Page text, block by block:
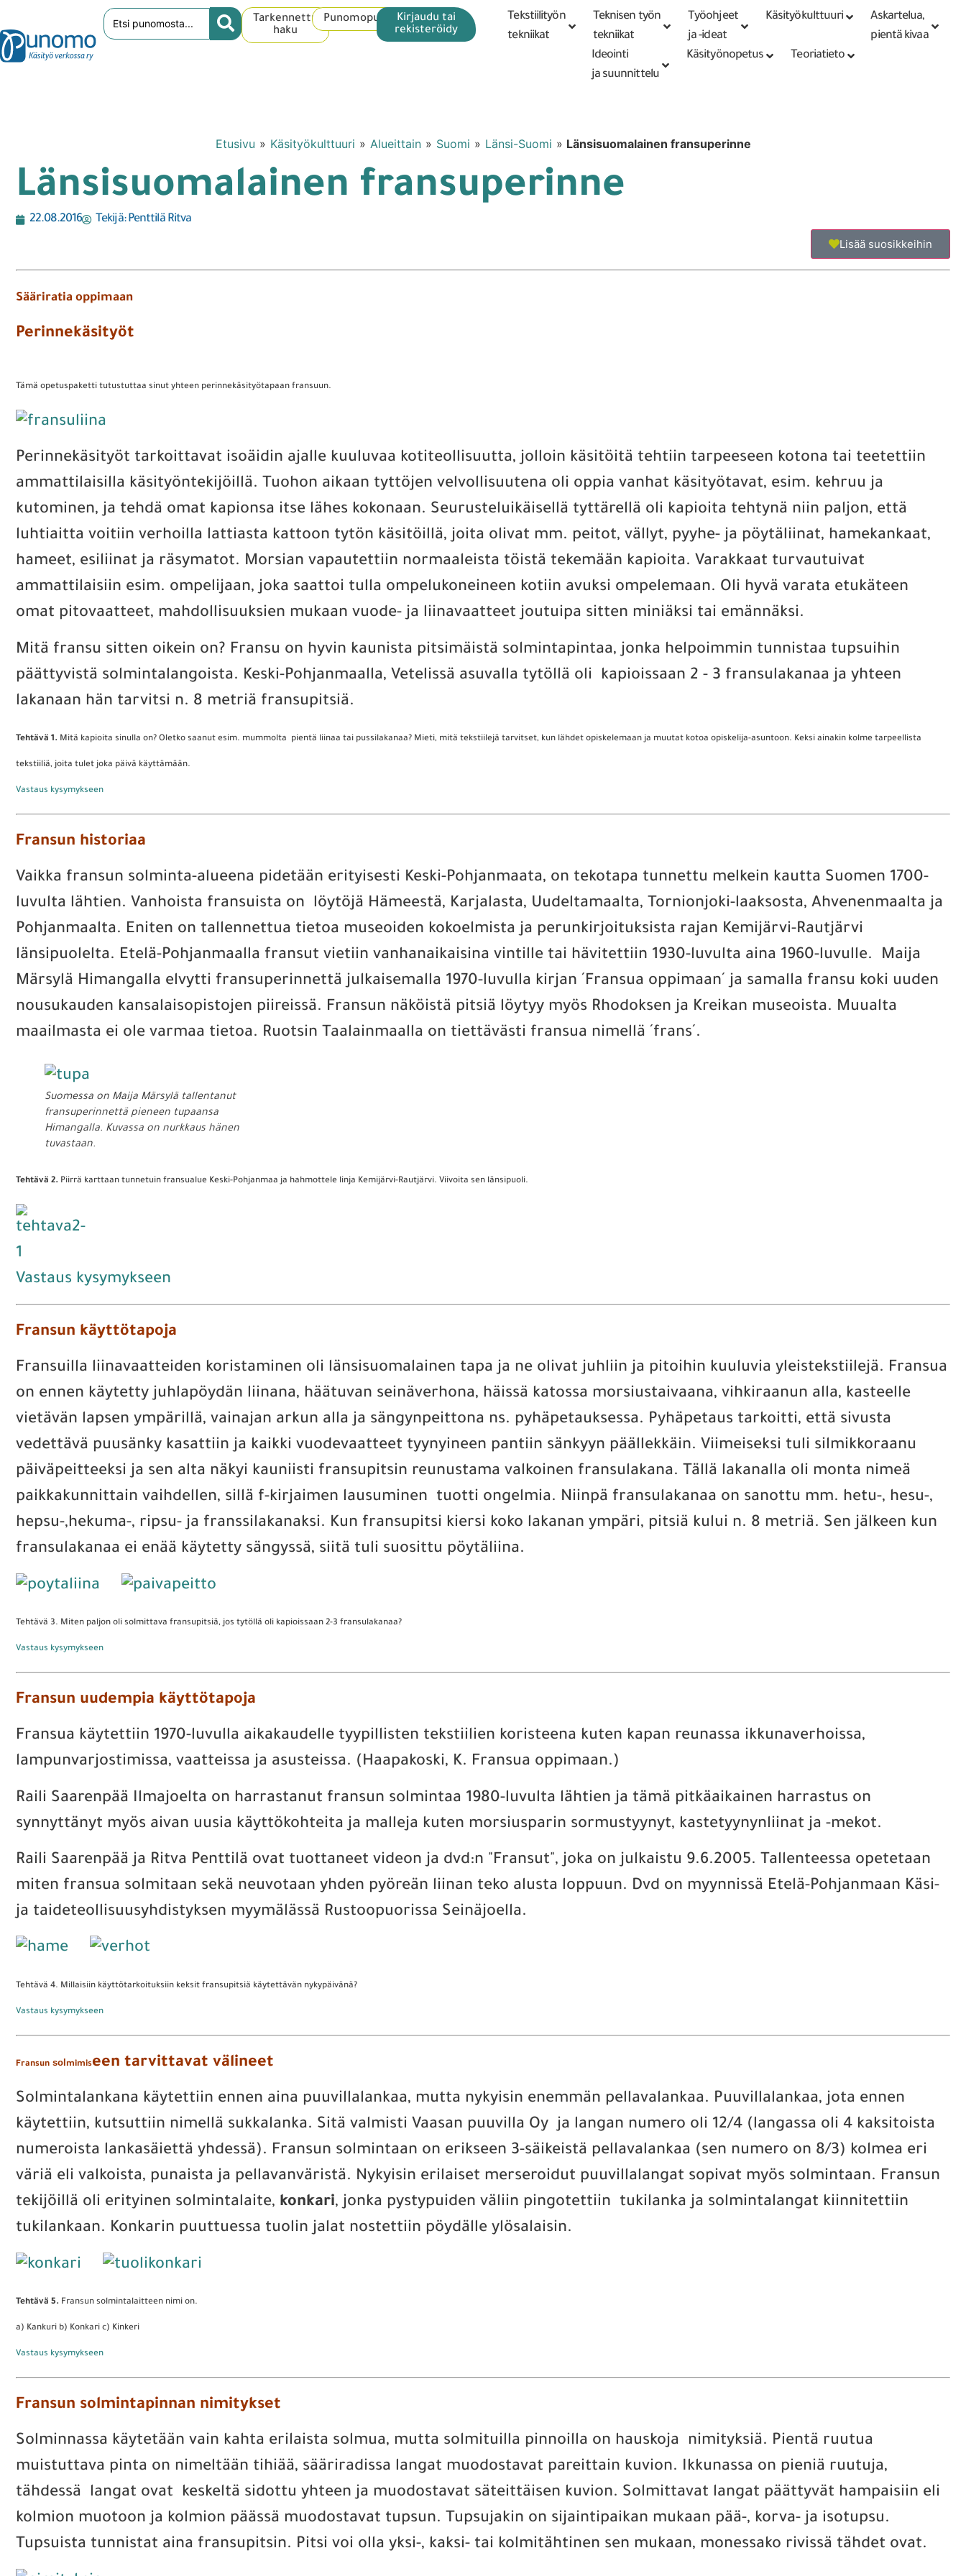
Tarkennettu
haku
PunomoputiikkiKirjaudu tai
rekisteröidy
Tekstiilityön
tekniikat
Teknisen työn
tekniikat
Työohjeet
ja -ideat
Käsityökulttuuri
Askartelua,
pientä kivaa
Ideointi
ja suunnittelu
Käsityönopetus Teoriatieto
Etusivu » Käsityökulttuuri » Alueittain » Suomi » Länsi-Suomi » Länsisuomalainen fransuperinne
Länsisuomalainen fransuperinne
22.08.2016 Tekijä:Penttilä Ritva
Lisää suosikkeihin
Sääriratia oppimaan
Perinnekäsityöt
Tämä opetuspaketti tutustuttaa sinut yhteen perinnekäsityötapaan fransuun.
Perinnekäsityöt tarkoittavat isoäidin ajalle kuuluvaa kotiteollisuutta, jolloin käsitöitä tehtiin tarpeeseen kotona tai teetettiin
ammattilaisilla käsityöntekijöillä. Tuohon aikaan tyttöjen velvollisuutena oli oppia vanhat käsityötavat, esim. kehruu ja
kutominen, ja tehdä omat kapionsa itse lähes kokonaan. Seurusteluikäisellä tyttärellä oli kapioita tehtynä niin paljon, että
luhtiaitta voitiin verhoilla lattiasta kattoon tytön käsitöillä, joita olivat mm. peitot, vällyt, pyyhe- ja pöytäliinat, hamekankaat,
hameet, esiliinat ja räsymatot. Morsian vapautettiin normaaleista töistä tekemään kapioita. Varakkaat turvautuivat
ammattilaisiin esim. ompelijaan, joka saattoi tulla ompelukoneineen kotiin avuksi ompelemaan. Oli hyvä varata etukäteen
omat pitovaatteet, mahdollisuuksien mukaan vuode- ja liinavaatteet joutuipa sitten miniäksi tai emännäksi.
Mitä fransu sitten oikein on? Fransu on hyvin kaunista pitsimäistä solmintapintaa, jonka helpoimmin tunnistaa tupsuihin
päättyvistä solmintalangoista. Keski-Pohjanmaalla, Vetelissä asuvalla tytöllä oli kapioissaan 2 - 3 fransulakanaa ja yhteen
lakanaan hän tarvitsi n. 8 metriä fransupitsiä.
Tehtävä 1. Mitä kapioita sinulla on? Oletko saanut esim. mummolta pientä liinaa tai pussilakanaa? Mieti, mitä tekstiilejä tarvitset, kun lähdet opiskelemaan ja muutat kotoa opiskelija-asuntoon. Keksi ainakin kolme tarpeellista
tekstiiliä, joita tulet joka päivä käyttämään.
Vastaus kysymykseen
Fransun historiaa
Vaikka fransun solminta-alueena pidetään erityisesti Keski-Pohjanmaata, on tekotapa tunnettu melkein kautta Suomen 1700-
luvulta lähtien. Vanhoista fransuista on löytöjä Hämeestä, Karjalasta, Uudeltamaalta, Tornionjoki-laaksosta, Ahvenenmaalta ja
Pohjanmaalta. Eniten on tallennettua tietoa museoiden kokoelmista ja perunkirjoituksista rajan Kemijärvi-Rautjärvi
länsipuolelta. Etelä-Pohjanmaalla fransut vietiin vanhanaikaisina vintille tai hävitettiin 1930-luvulta aina 1960-luvulle. Maija
Märsylä Himangalla elvytti fransuperinnettä julkaisemalla 1970-luvulla kirjan ´Fransua oppimaan´ ja samalla fransu koki uuden
nousukauden kansalaisopistojen piireissä. Fransun näköistä pitsiä löytyy myös Rhodoksen ja Kreikan museoista. Muualta
maailmasta ei ole varmaa tietoa. Ruotsin Taalainmaalla on tiettävästi fransua nimellä ´frans´.
Suomessa on Maija Märsylä tallentanut
fransuperinnettä pieneen tupaansa
Himangalla. Kuvassa on nurkkaus hänen
tuvastaan.
Tehtävä 2. Piirrä karttaan tunnetuin fransualue Keski-Pohjanmaa ja hahmottele linja Kemijärvi-Rautjärvi. Viivoita sen länsipuoli.
Vastaus kysymykseen
Fransun käyttötapoja
Fransuilla liinavaatteiden koristaminen oli länsisuomalainen tapa ja ne olivat juhliin ja pitoihin kuuluvia yleistekstiilejä. Fransua
on ennen käytetty juhlapöydän liinana, häätuvan seinäverhona, häissä katossa morsiustaivaana, vihkiraanun alla, kasteelle
vietävän lapsen ympärillä, vainajan arkun alla ja sängynpeittona ns. pyhäpetauksessa. Pyhäpetaus tarkoitti, että sivusta
vedettävä puusänky kasattiin ja kaikki vuodevaatteet tyynyineen pantiin sänkyyn päällekkäin. Viimeiseksi tuli silmikkoraanu
päiväpeitteeksi ja sen alta näkyi kauniisti fransupitsin reunustama valkoinen fransulakana. Tällä lakanalla oli monta nimeä
paikkakunnittain vaihdellen, sillä f-kirjaimen lausuminen tuotti ongelmia. Niinpä fransulakanaa on sanottu mm. hetu-, hesu-,
hepsu-,hekuma-, ripsu- ja franssilakanaksi. Kun fransupitsi kiersi koko lakanan ympäri, pitsiä kului n. 8 metriä. Sen jälkeen kun
fransulakanaa ei enää käytetty sängyssä, siitä tuli suosittu pöytäliina.
Tehtävä 3. Miten paljon oli solmittava fransupitsiä, jos tytöllä oli kapioissaan 2-3 fransulakanaa?
Vastaus kysymykseen
Fransun uudempia käyttötapoja
Fransua käytettiin 1970-luvulla aikakaudelle tyypillisten tekstiilien koristeena kuten kapan reunassa ikkunaverhoissa,
lampunvarjostimissa, vaatteissa ja asusteissa. (Haapakoski, K. Fransua oppimaan.)
Raili Saarenpää Ilmajoelta on harrastanut fransun solmintaa 1980-luvulta lähtien ja tämä pitkäaikainen harrastus on
synnyttänyt myös aivan uusia käyttökohteita ja malleja kuten morsiusparin sormustyynyt, kastetyynynliinat ja -mekot.
Raili Saarenpää ja Ritva Penttilä ovat tuottaneet videon ja dvd:n "Fransut", joka on julkaistu 9.6.2005. Tallenteessa opetetaan
miten fransua solmitaan sekä neuvotaan yhden pyöreän liinan teko alusta loppuun. Dvd on myynnissä Etelä-Pohjanmaan Käsi-
ja taideteollisuusyhdistyksen myymälässä Rustoopuorissa Seinäjoella.
Tehtävä 4. Millaisiin käyttötarkoituksiin keksit fransupitsiä käytettävän nykypäivänä?
Vastaus kysymykseen
Fransun sol mimiseen tarvittavat välineet
Solmintalankana käytettiin ennen aina puuvillalankaa, mutta nykyisin enemmän pellavalankaa. Puuvillalankaa, jota ennen
käytettiin, kutsuttiin nimellä sukkalanka. Sitä valmisti Vaasan puuvilla Oy ja langan numero oli 12/4 (langassa oli 4 kaksitoista
numeroista lankasäiettä yhdessä). Fransun solmintaan on erikseen 3-säikeistä pellavalankaa (sen numero on 8/3) kolmea eri
väriä eli valkoista, punaista ja pellavanväristä. Nykyisin erilaiset merseroidut puuvillalangat sopivat myös solmintaan. Fransun
tekijöillä oli erityinen solmintalaite, konkari, jonka pystypuiden väliin pingotettiin tukilanka ja solmintalangat kiinnitettiin
tukilankaan. Konkarin puuttuessa tuolin jalat nostettiin pöydälle ylösalaisin.
Tehtävä 5. Fransun solmintalaitteen nimi on.
a) Kankuri b) Konkari c) Kinkeri
Vastaus kysymykseen
Fransun solmintapinnan nimitykset
Solminnassa käytetään vain kahta erilaista solmua, mutta solmituilla pinnoilla on hauskoja nimityksiä. Pientä ruutua
muistuttava pinta on nimeltään tihiää, sääriradissa langat muodostavat pareittain kuvion. Ikkunassa on pieniä ruutuja,
tähdessä langat ovat keskeltä sidottu yhteen ja muodostavat säteittäisen kuvion. Solmittavat langat päättyvät hampaisiin eli
kolmion muotoon ja kolmion päässä muodostavat tupsun. Tupsujakin on sijaintipaikan mukaan pää-, korva- ja isotupsu.
Tupsuista tunnistat aina fransupitsin. Pitsi voi olla yksi-, kaksi- tai kolmitähtinen sen mukaan, monessako rivissä tähdet ovat.